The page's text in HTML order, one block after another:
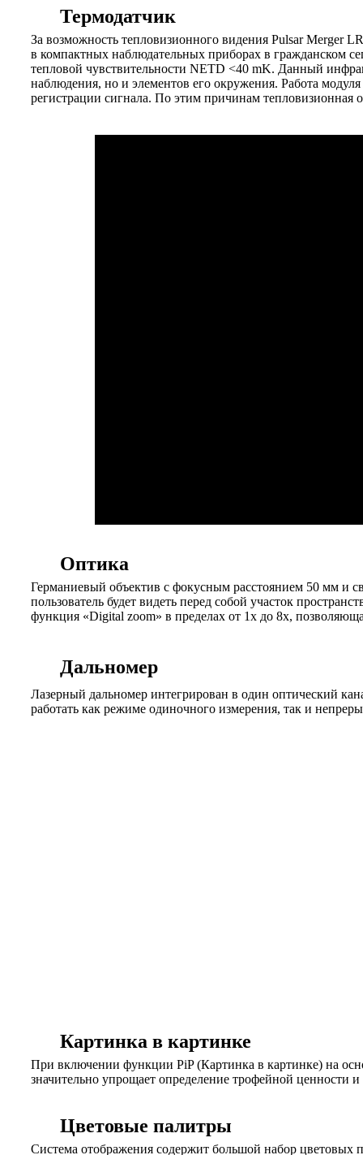
Термодатчик
За возможность тепловизионного видения Pulsar Merger
в компактных наблюдательных приборах в гражданском
тепловой чувствительности NETD <40 mK. Данный
наблюдения, но и элементов его окружения. Работа
регистрации сигнала. По этим причинам тепловизионная
Оптика
Германиевый объектив с фокусным расстоянием 50 мм и
пользователь будет видеть перед собой участок
функция «Digital zoom» в пределах от 1х до 8х,
Дальномер
Лазерный дальномер интегрирован в один оптический
работать как режиме одиночного измерения, так и
Картинка в картинке
При включении функции PiP (Картинка в картинке) на
значительно упрощает определение трофейной
Цветовые палитры
Система отображения содержит большой набор цветовых